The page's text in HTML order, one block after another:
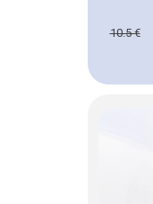
10.5 €